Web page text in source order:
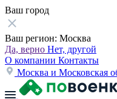
Ваш город
Ваш регион: Москва
Да, верно Нет, другой
О компании Контакты
Москва и Московская